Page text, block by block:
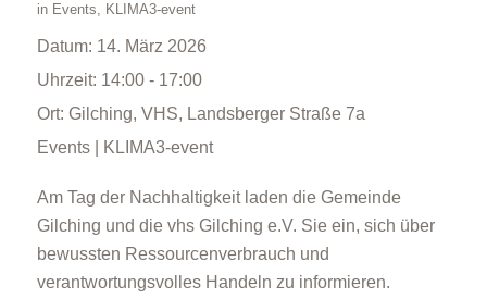
in Events, KLIMA3-event
Datum: 14. März 2026
Uhrzeit: 14:00 - 17:00
Ort: Gilching, VHS, Landsberger Straße 7a
Events | KLIMA3-event
Am Tag der Nachhaltigkeit laden die Gemeinde
Gilching und die vhs Gilching e.V. Sie ein, sich über
bewussten Ressourcenverbrauch und
verantwortungsvolles Handeln zu informieren.